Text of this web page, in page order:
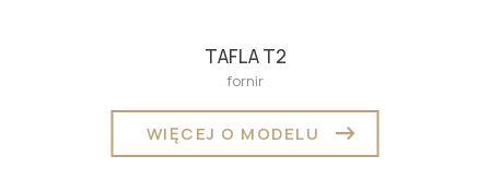
TAFLA T2
fornir
WIĘCEJ O MODELU